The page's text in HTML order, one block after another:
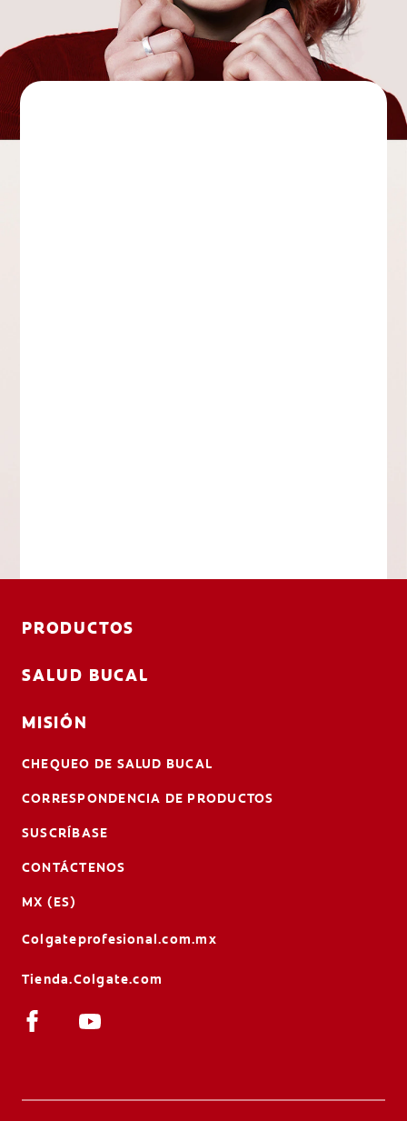
PRODUCTOS
SALUD BUCAL
MISIÓN
CHEQUEO DE SALUD BUCAL
CORRESPONDENCIA DE PRODUCTOS
SUSCRÍBASE
CONTÁCTENOS
MX (ES)
Colgateprofesional.com.mx
Tienda.Colgate.com